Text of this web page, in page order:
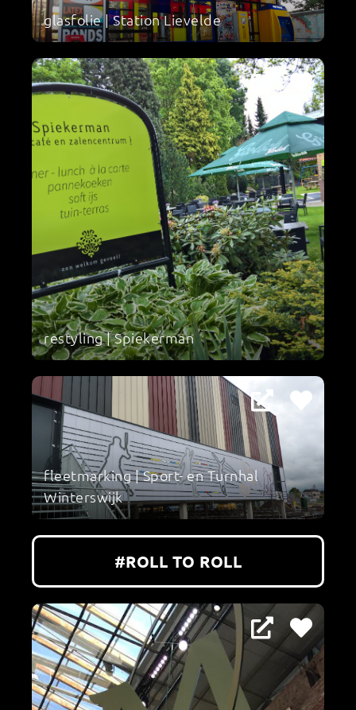
glasfolie | Station Lievelde
restyling | Spiekerman
fleetmarking | Sport- en Turnhal
Winterswijk
#ROLL TO ROLL